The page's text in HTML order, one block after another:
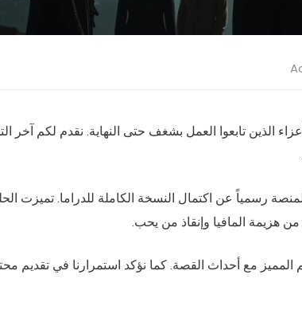
الذين تابعوا العمل بشغف حتى النهاية. نقدم لكم آخر
رسمياً عن اكتمال النسخة الكاملة للدراما. تميزت
هزيمة المافيا وإنقاذ من يحب.
المميز مع أحداث القصة. كما نؤكد استمرارنا في تقديم